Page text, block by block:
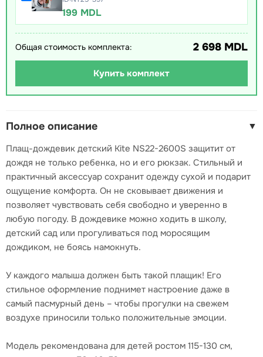
199 MDL
Общая стоимость комплекта: 2 698 MDL
Купить комплект
Полное описание ▼
Плащ-дождевик детский Kite NS22-2600S защитит от
дождя не только ребенка, но и его рюкзак. Стильный и
практичный аксессуар сохранит одежду сухой и подарит
ощущение комфорта. Он не сковывает движения и
позволяет чувствовать себя свободно и уверенно в
любую погоду. В дождевике можно ходить в школу,
детский сад или прогуливаться под моросящим
дождиком, не боясь намокнуть.
У каждого малыша должен быть такой плащик! Его
стильное оформление поднимет настроение даже в
самый пасмурный день – чтобы прогулки на свежем
воздухе приносили только положительные эмоции.
Модель рекомендована для детей ростом 115-130 см,